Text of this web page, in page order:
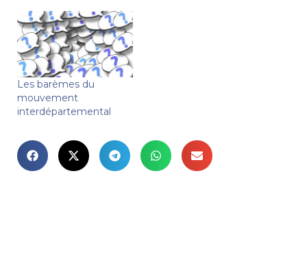
Les barèmes du
mouvement
interdépartemental